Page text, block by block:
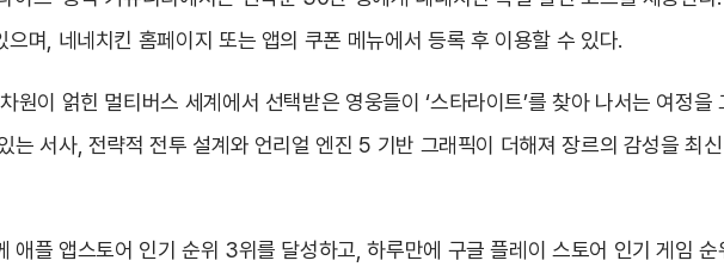
며, 네네치킨 홈페이지 또는 앱의 쿠폰 메뉴에서 등록 후 이용할 수 있다.
원이 얽힌 멀티버스 세계에서 선택받은 영웅들이 ‘스타라이트’를 찾아 나서는 여정
는 서사, 전략적 전투 설계와 언리얼 엔진 5 기반 그래픽이 더해져 장르의 감성을 최
애플 앱스토어 인기 순위 3위를 달성하고, 하루만에 구글 플레이 스토어 인기 게임